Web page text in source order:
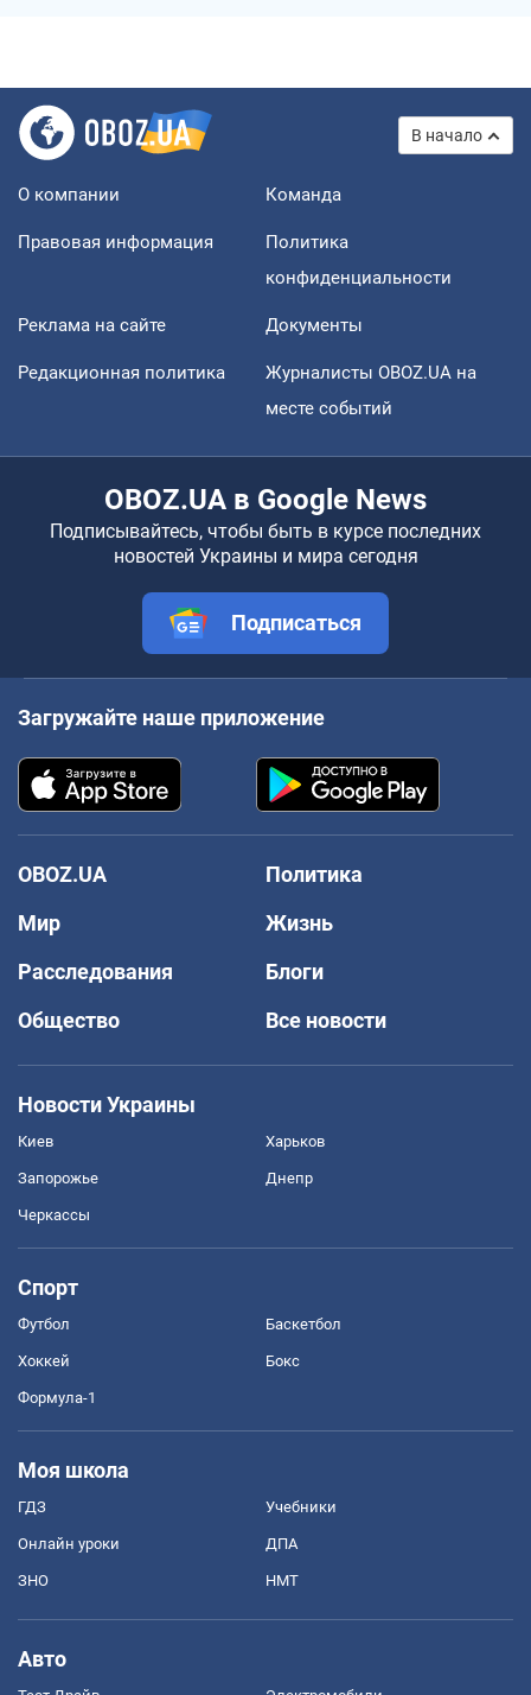
В начало
О компании Команда
Правовая информация
Политика
конфиденциальности
Реклама на сайте Документы
Редакционная политика
Журналисты OBOZ.UA на
месте событий
OBOZ.UA в Google News
Подписывайтесь, чтобы быть в курсе последних
новостей Украины и мира сегодня
Подписаться
Загружайте наше приложение
OBOZ.UA
Политика
Мир
Жизнь
Расследования
Блоги
Общество
Все новости
Новости Украины
Киев Харьков
Запорожье Днепр
Черкассы
Спорт
Футбол Баскетбол
Хоккей Бокс
Формула-1
Моя школа
ГДЗ Учебники
Онлайн уроки ДПА
ЗНО НМТ
Авто